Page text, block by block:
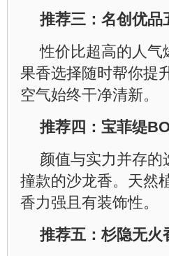
推荐三：名创优品
性价比超高的人气
果香选择随时帮你提
空气始终干净清新。
推荐四：宝菲缇
颜值与实力并存
撞款的沙龙香。天然
香力强且有装饰性。
推荐五：杉隐无火